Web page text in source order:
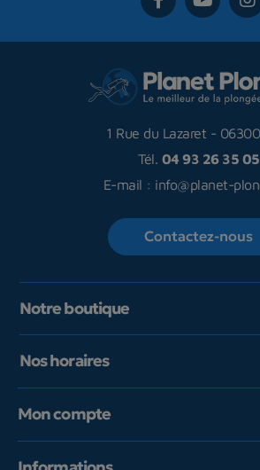
1 Rue du Lazaret -
Tél. 04 93 26 35 05
E-mail : info@planet-
Contactez-nous
Notre boutique
Nos horaires
Mon compte